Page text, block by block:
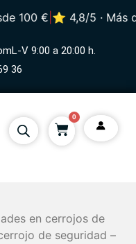
€|⭐ 4,8/5 · Más de
L-V 9:00 a 20:00 h.
36
0
en cerrojos de
de seguridad –